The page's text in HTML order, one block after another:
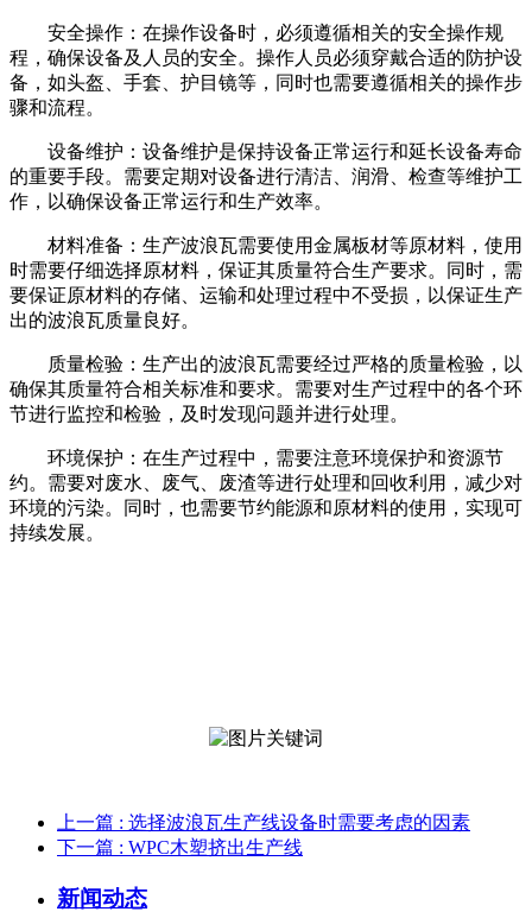
安全操作：在操作设备时，必须遵循相关的安全操作规
程，确保设备及人员的安全。操作人员必须穿戴合适的防护设
备，如头盔、手套、护目镜等，同时也需要遵循相关的操作步
骤和流程。
设备维护：设备维护是保持设备正常运行和延长设备寿命
的重要手段。需要定期对设备进行清洁、润滑、检查等维护工
作，以确保设备正常运行和生产效率。
材料准备：生产波浪瓦需要使用金属板材等原材料，使用
时需要仔细选择原材料，保证其质量符合生产要求。同时，需
要保证原材料的存储、运输和处理过程中不受损，以保证生产
出的波浪瓦质量良好。
质量检验：生产出的波浪瓦需要经过严格的质量检验，以
确保其质量符合相关标准和要求。需要对生产过程中的各个环
节进行监控和检验，及时发现问题并进行处理。
环境保护：在生产过程中，需要注意环境保护和资源节
约。需要对废水、废气、废渣等进行处理和回收利用，减少对
环境的污染。同时，也需要节约能源和原材料的使用，实现可
持续发展。
上一篇 : 选择波浪瓦生产线设备时需要考虑的因素
下一篇 : WPC木塑挤出生产线
新闻动态